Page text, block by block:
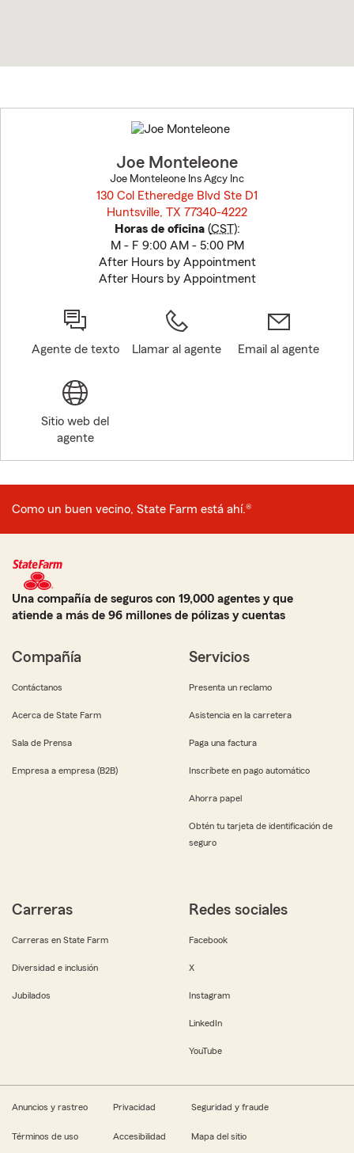
to
before
Joe Monteleone
Joe Monteleone Ins Agcy Inc
130 Col Etheredge Blvd Ste D1
Huntsville, TX 77340-4222
Horas de oficina(CST):
M - F 9:00 AM - 5:00 PM
After Hours by Appointment
After Hours by Appointment
Agente de texto Llamar al agente Email al agente
Sitio web del
agente
Como un buen vecino, State Farm está ahí.®
Una compañía de seguros con 19,000 agentes y que
atiende a más de 96 millones de pólizas y cuentas
Compañía
Contáctanos
Acerca de State Farm
Sala de Prensa
Empresa a empresa (B2B)
Servicios
Presenta un reclamo
Asistencia en la carretera
Paga una factura
Inscríbete en pago automático
Ahorra papel
Obtén tu tarjeta de identificación de
seguro
Carreras
Carreras en State Farm
Diversidad e inclusión
Jubilados
Redes sociales
Facebook
X
Instagram
LinkedIn
YouTube
Anuncios y rastreo Privacidad Seguridad y fraude
Términos de uso Accesibilidad Mapa del sitio